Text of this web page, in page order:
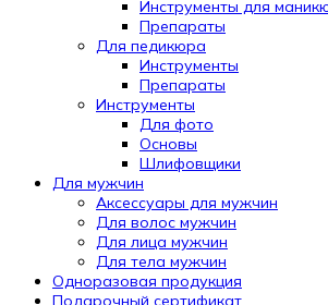
Инструменты для
Препараты
Для педикюра
Инструменты
Препараты
Инструменты
Для фото
Основы
Шлифовщики
Для мужчин
Аксессуары для мужчин
Для волос мужчин
Для лица мужчин
Для тела мужчин
Одноразовая продукция
Подарочный сертификат